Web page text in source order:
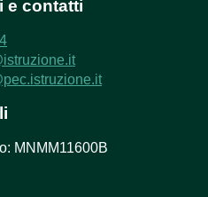
e contatti
MNMM11600B